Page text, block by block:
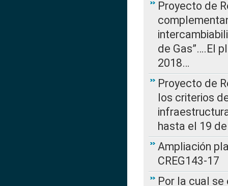
Proyecto de
de Gas”….El
2018…
Proyecto de
los criterios
hasta el 19
Ampliación
CREG143-17
Por la cual